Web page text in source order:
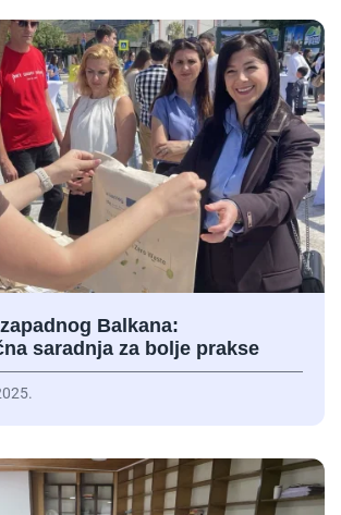
Balkana:
saradnja za bolje prakse